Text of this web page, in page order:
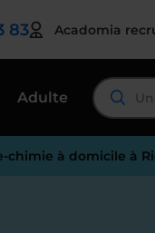
83 Acadomia
Adulte
à domicile à